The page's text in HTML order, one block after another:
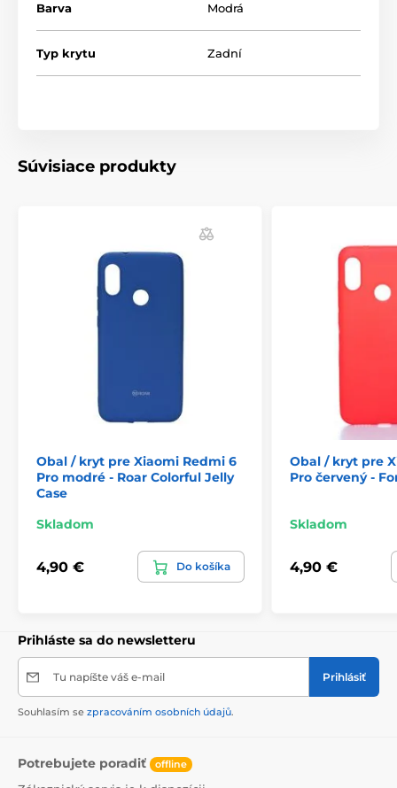
Barva Modrá
Typ krytu Zadní
Súvisiace produkty
Obal / kryt pre Xiaomi Redmi 6
Pro modré - Roar Colorful Jelly
Case
Skladom
4,90 € Do košíka
Obal / kryt pre
Pro červený -
Skladom
4,90 €
Prihláste sa do newsletteru
Tu napíšte váš e-mail Prihlásiť
Souhlasím se zpracováním osobních údajů.
Potrebujete poradiť offline